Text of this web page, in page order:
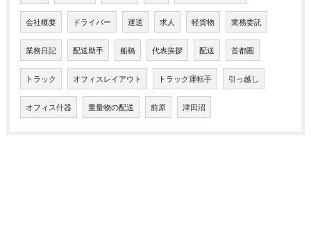
会社概要 ドライバー 運送 求人 軽貨物 業務委託
業務日記 配送助手 船橋 代表挨拶 配送 首都圏
トラック オフィスレイアウト トラック運転手 引っ越し
オフィス什器 重量物の配送 前原 津田沼